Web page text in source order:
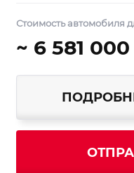
Стоимость автомобиля
~ 6 581